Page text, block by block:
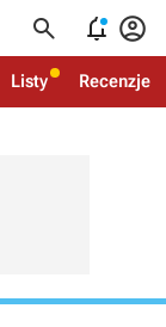
  
Listy Recenzje